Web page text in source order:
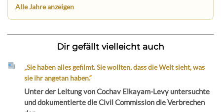
Alle Jahre anzeigen
Dir gefällt vielleicht auch
„Sie haben alles gefilmt. Sie wollten, dass die Welt sieht, was
sie ihr angetan haben.“
Unter der Leitung von Cochav Elkayam-Levy untersuchte
und dokumentierte die Civil Commission die Verbrechen